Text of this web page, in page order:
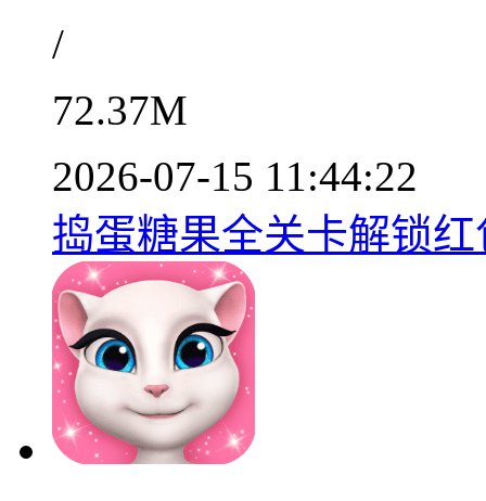
/
72.37M
2026-07-15 11:44:22
捣蛋糖果全关卡解锁